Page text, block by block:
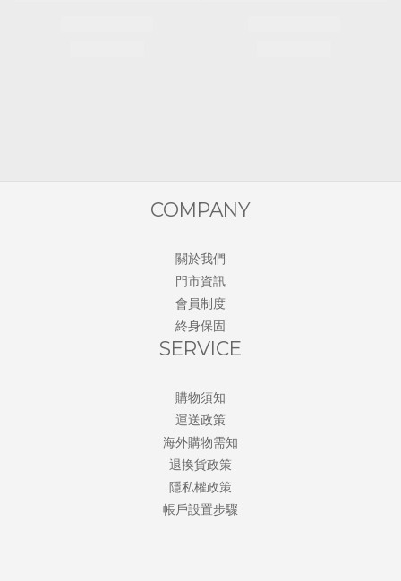
COMPANY
關於我們
門市資訊
會員制度
終身保固
SERVICE
購物須知
運送政策
海外購物需知
退換貨政策
隱私權政策
帳戶設置步驟